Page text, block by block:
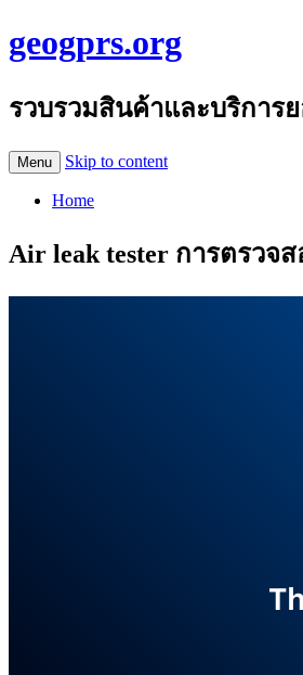
geogprs.org
รวบรวมสินค้าและบริกา
Menu Skip to content
Home
Air leak tester การตรว